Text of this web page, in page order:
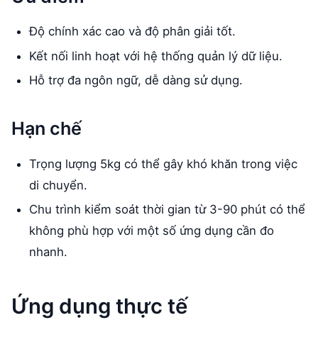
Độ chính xác cao và độ phân giải tốt.
Kết nối linh hoạt với hệ thống quản lý dữ liệu.
Hỗ trợ đa ngôn ngữ, dễ dàng sử dụng.
Hạn chế
Trọng lượng 5kg có thể gây khó khăn trong việc
di chuyển.
Chu trình kiểm soát thời gian từ 3-90 phút có thể
không phù hợp với một số ứng dụng cần đo
nhanh.
Ứng dụng thực tế